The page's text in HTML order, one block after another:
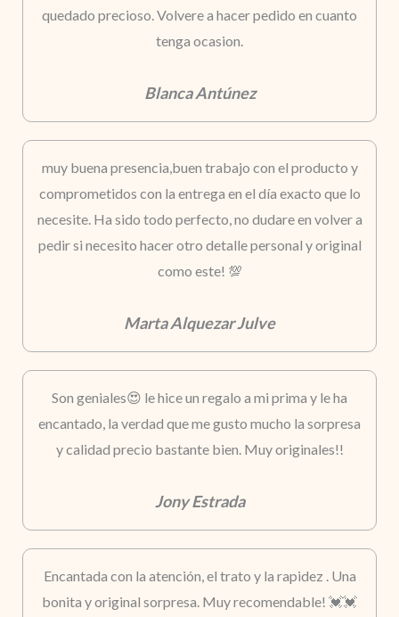
quedado precioso. Volvere a hacer pedido en cuanto
tenga ocasion.
Blanca Antúnez
muy buena presencia,buen trabajo con el producto y
comprometidos con la entrega en el día exacto que lo
necesite. Ha sido todo perfecto, no dudare en volver a
pedir si necesito hacer otro detalle personal y original
como este! 💯
Marta Alquezar Julve
Son geniales😍 le hice un regalo a mi prima y le ha
encantado, la verdad que me gusto mucho la sorpresa
y calidad precio bastante bien. Muy originales!!
Jony Estrada
Encantada con la atención, el trato y la rapidez . Una
bonita y original sorpresa. Muy recomendable! 💓💓